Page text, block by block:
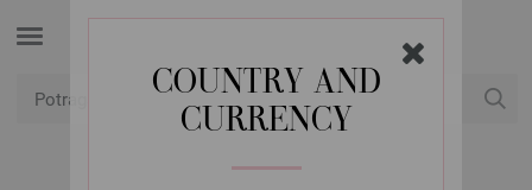
COUNTRY AND
CURRENCY